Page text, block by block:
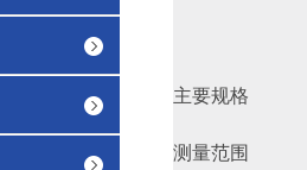
主要规格
测量范围